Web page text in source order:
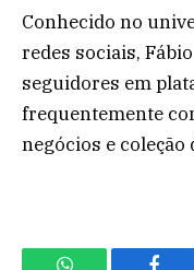
Conhecido no
redes sociais,
seguidores em
frequentemente
negócios e coleção